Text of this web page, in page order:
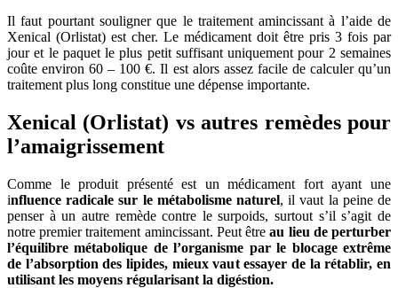
Il faut pourtant souligner que le traitement amincissant à l’aide de
Xenical (Orlistat) est cher. Le médicament doit être pris 3 fois par
jour et le paquet le plus petit suffisant uniquement pour 2 semaines
coûte environ 60 – 100 €. Il est alors assez facile de calculer qu’un
traitement plus long constitue une dépense importante.
Xenical (Orlistat) vs autres remèdes pour
l’amaigrissement
Comme le produit présenté est un médicament fort ayant une
influence radicale sur le métabolisme naturel, il vaut la peine de
penser à un autre remède contre le surpoids, surtout s’il s’agit de
notre premier traitement amincissant. Peut êtreau lieu de perturber
l’équilibre métabolique de l’organisme par le blocage extrême
de l’absorption des lipides, mieux vaut essayer de la rétablir, en
utilisant les moyens régularisant la digéstion.